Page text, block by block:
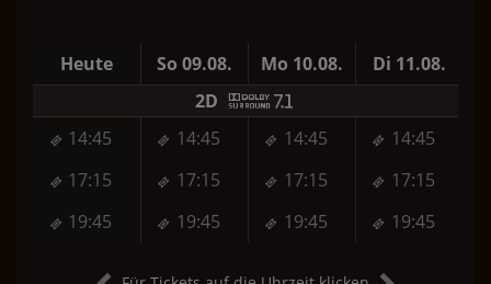
Heute So 09.08. Mo 10.08. Di 11.08.
14:45 14:45 14:45
14:45
17:15
17:15 17:15
17:15
19:45
19:45 19:45 19:45
2D